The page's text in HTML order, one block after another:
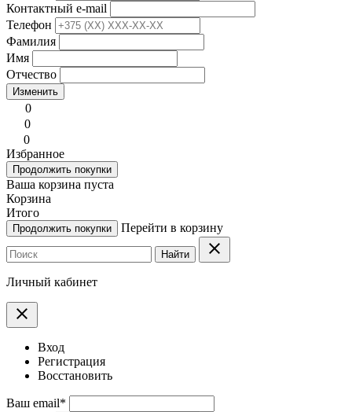
Контактный e-mail
Телефон
Фамилия
Имя
Отчество
Изменить
0
0
0
Избранное
Продолжить покупки
Ваша корзина пуста
Корзина
Итого
Продолжить покупки Перейти в корзину
Найти clear
Личный кабинет
clear
Вход
Регистрация
Восстановить
Ваш email*